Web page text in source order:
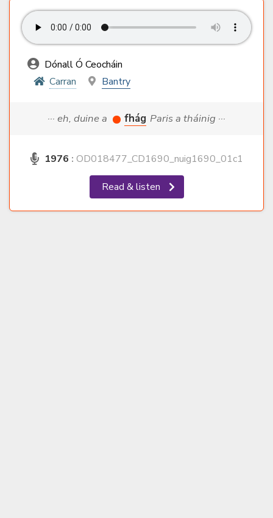
Dónall Ó Ceocháin
Carran
Bantry
··· eh, duine a fhág Paris a tháinig ···
1976 : OD018477_CD1690_nuig1690_01c1
Read & listen